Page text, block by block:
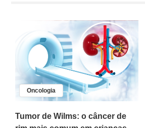
Oncologia
Tumor de Wilms: o câncer de